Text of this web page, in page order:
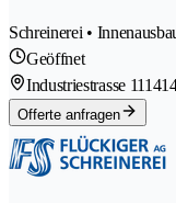
Schreinerei •
Geöffnet
Industriestrasse 111
Offerte anfragen